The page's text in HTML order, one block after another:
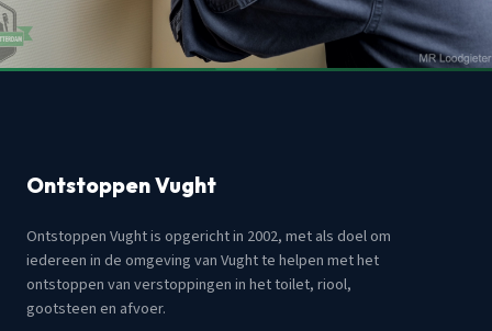
Ontstoppen Vught
Ontstoppen Vught is opgericht in 2002, met als doel om
iedereen in de omgeving van Vught te helpen met het
ontstoppen van verstoppingen in het toilet, riool,
gootsteen en afvoer.